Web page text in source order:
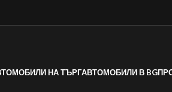
НА ТЪРГАВТОМОБИЛИ В BG